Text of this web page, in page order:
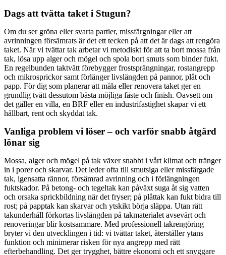
Dags att tvätta taket i Stugun?
Om du ser gröna eller svarta partier, missfärgningar eller att
avrinningen försämrats är det ett tecken på att det är dags att rengöra
taket. När vi tvättar tak arbetar vi metodiskt för att ta bort mossa från
tak, lösa upp alger och mögel och spola bort smuts som binder fukt.
En regelbunden taktvätt förebygger frostsprängningar, rostangrepp
och mikrosprickor samt förlänger livslängden på pannor, plåt och
papp. För dig som planerar att måla eller renovera taket ger en
grundlig tvätt dessutom bästa möjliga fäste och finish. Oavsett om
det gäller en villa, en BRF eller en industrifastighet skapar vi ett
hållbart, rent och skyddat tak.
Vanliga problem vi löser – och varför snabb åtgärd
lönar sig
Mossa, alger och mögel på tak växer snabbt i vårt klimat och tränger
in i porer och skarvar. Det leder ofta till smutsiga eller missfärgade
tak, igensatta rännor, försämrad avrinning och i förlängningen
fuktskador. På betong- och tegeltak kan påväxt suga åt sig vatten
och orsaka sprickbildning när det fryser; på plåttak kan fukt bidra till
rost; på papptak kan skarvar och ytskikt börja släppa. Utan rätt
takunderhåll förkortas livslängden på takmaterialet avsevärt och
renoveringar blir kostsammare. Med professionell takrengöring
bryter vi den utvecklingen i tid: vi tvättar taket, återställer ytans
funktion och minimerar risken för nya angrepp med rätt
efterbehandling. Det ger trygghet, bättre ekonomi och ett snyggare